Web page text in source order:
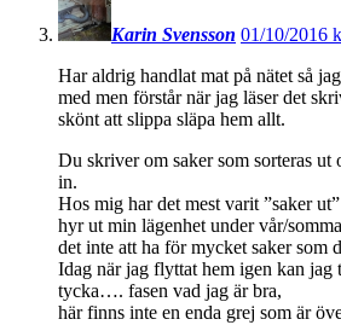
Karin Svensson 01/10/2016
Har aldrig handlat mat på nätet så
med men förstår när jag läser det
skönt att slippa släpa hem allt.
Du skriver om saker som sorteras ut
in.
Hos mig har det mest varit ”saker
hyr ut min lägenhet under vår/
det inte att ha för mycket saker som
Idag när jag flyttat hem igen kan jag
tycka…. fasen vad jag är bra,
här finns inte en enda grej som är